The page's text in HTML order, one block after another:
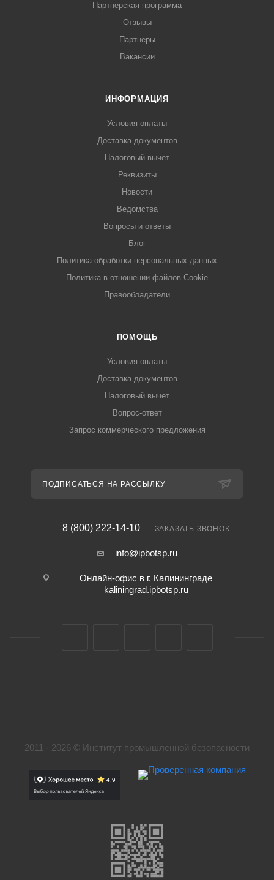
Партнерская программа
Отзывы
Партнеры
Вакансии
ИНФОРМАЦИЯ
Условия оплаты
Доставка документов
Налоговый вычет
Реквизиты
Новости
Ведомства
Вопросы и ответы
Блог
Политика обработки персональных данных
Политика в отношении файлов Cookie
Правообладатели
ПОМОЩЬ
Условия оплаты
Доставка документов
Налоговый вычет
Вопрос-ответ
Запрос коммерческого предложения
ПОДПИСАТЬСЯ НА РАССЫЛКУ
8 (800) 222-14-10 ЗАКАЗАТЬ ЗВОНОК
info@ipbotsp.ru
Онлайн-офис в г. Калининграде
kaliningrad.ipbotsp.ru
2011 - 2026 © Институт промышленной безопасности